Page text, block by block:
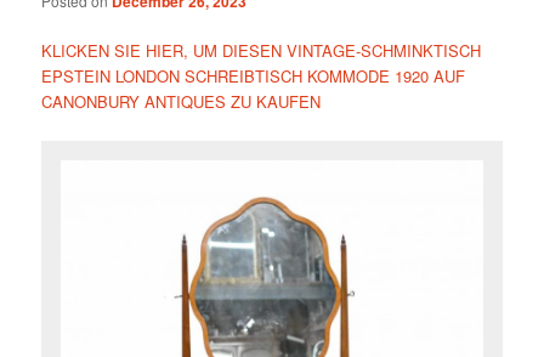
KLICKEN SIE HIER, UM DIESEN VINTAGE-SCHMINKTISCH
EPSTEIN LONDON SCHREIBTISCH KOMMODE 1920 AUF
CANONBURY ANTIQUES ZU KAUFEN